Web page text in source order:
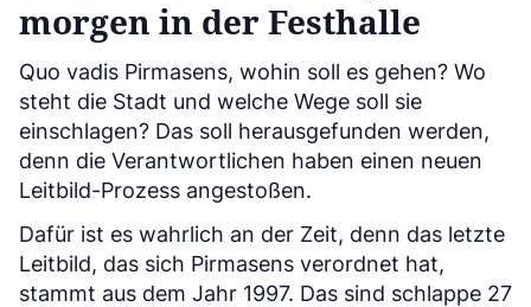
morgen in der Festhalle
Quo vadis Pirmasens, wohin soll es gehen? Wo
steht die Stadt und welche Wege soll sie
einschlagen? Das soll herausgefunden werden,
denn die Verantwortlichen haben einen neuen
Leitbild-Prozess angestoßen.
Dafür ist es wahrlich an der Zeit, denn das letzte
Leitbild, das sich Pirmasens verordnet hat,
stammt aus dem Jahr 1997. Das sind schlappe 27